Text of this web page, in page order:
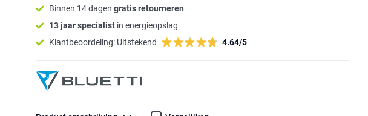
Binnen 14 dagen gratis retourneren
13 jaar specialist in energieopslag
Klantbeoordeling: Uitstekend 4.64/5